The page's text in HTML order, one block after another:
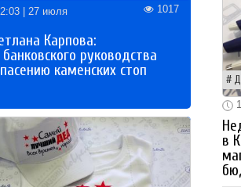
| 27 июля 1017
Карпова:
руководства
каменских стоп
в